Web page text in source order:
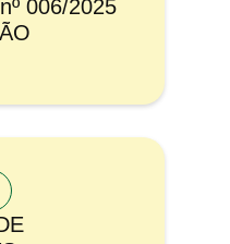
006/2025